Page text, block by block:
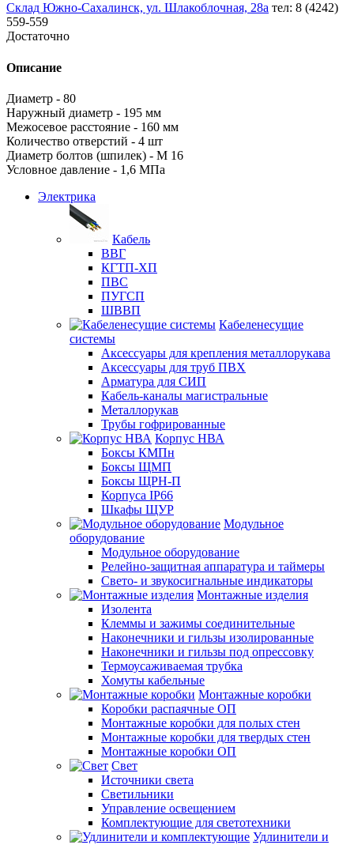
Склад Южно-Сахалинск, ул. Шлакоблочная, 28а тел: 8 (4242)
559-559
Достаточно
Описание
Диаметр - 80
Наружный диаметр - 195 мм
Межосевое расстояние - 160 мм
Количество отверстий - 4 шт
Диаметр болтов (шпилек) - М 16
Условное давление - 1,6 МПа
Электрика
Кабель
ВВГ
КГТП-ХП
ПВС
ПУГСП
ШВВП
Кабеленесущие
системы
Аксессуары для крепления металлорукава
Аксессуары для труб ПВХ
Арматура для СИП
Кабель-каналы магистральные
Металлорукав
Трубы гофрированные
Корпус НВА
Боксы КМПн
Боксы ЩМП
Боксы ЩРН-П
Корпуса IP66
Шкафы ЩУР
Модульное
оборудование
Модульное оборудование
Релейно-защитная аппаратура и таймеры
Свето- и звукосигнальные индикаторы
Монтажные изделия
Изолента
Клеммы и зажимы соединительные
Наконечники и гильзы изолированные
Наконечники и гильзы под опрессовку
Термоусаживаемая трубка
Хомуты кабельные
Монтажные коробки
Коробки распаячные ОП
Монтажные коробки для полых стен
Монтажные коробки для твердых стен
Монтажные коробки ОП
Свет
Источники света
Светильники
Управление освещением
Комплектующие для светотехники
Удлинители и